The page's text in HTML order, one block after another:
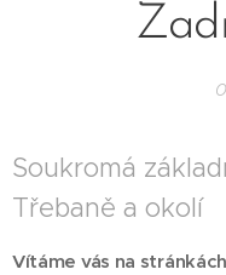
Soukromá
Třebaně a okolí
Vítáme vás na